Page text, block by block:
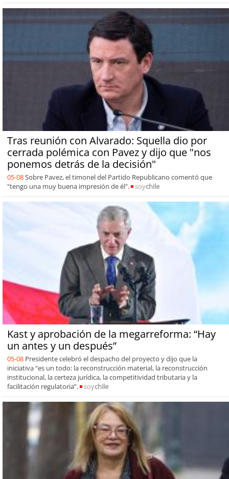
Tras reunión con Alvarado: Squella dio por
cerrada polémica con Pavez y dijo que "nos
ponemos detrás de la decisión"
05-08Sobre Pavez, el timonel del Partido Republicano comentó que
"tengo una muy buena impresión de él".
soychile
Kast y aprobación de la megarreforma: “Hay
un antes y un después”
05-08 Presidente celebró el despacho del proyecto y dijo que la
iniciativa “es un todo: la reconstrucción material, la reconstrucción
institucional, la certeza jurídica, la competitividad tributaria y la
facilitación regulatoria”.
soychile